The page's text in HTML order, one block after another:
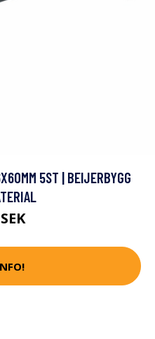
5ST | BEIJERBYGG